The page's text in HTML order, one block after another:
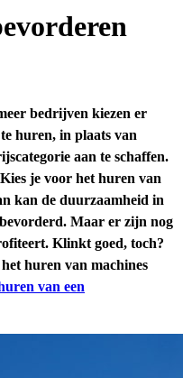
bedrijven kiezen er
huren, in plaats van
aan te schaffen.
je voor het huren van
kan de duurzaamheid in
Maar er zijn nog
Klinkt goed, toch?
huren van machines
van een